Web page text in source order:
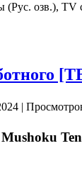
(Рус. озв.), TV
|
Mushoku